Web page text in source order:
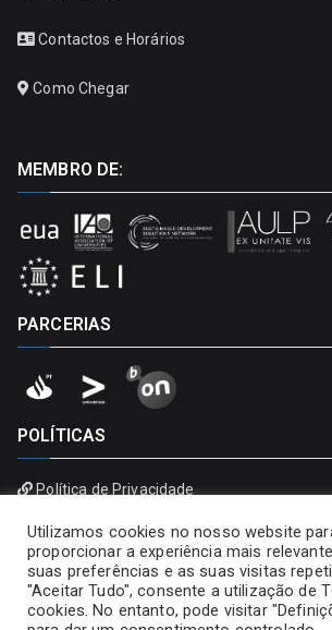
Contactos e Horários
Como Chegar
MEMBRO DE:
PARCERIAS
POLÍTICAS
Política de Privacidade
Utilizamos cookies no nosso website
proporcionar a experiência mais
suas preferências e as suas visitas
"Aceitar Tudo", consente a utilização de
cookies. No entanto, pode visitar